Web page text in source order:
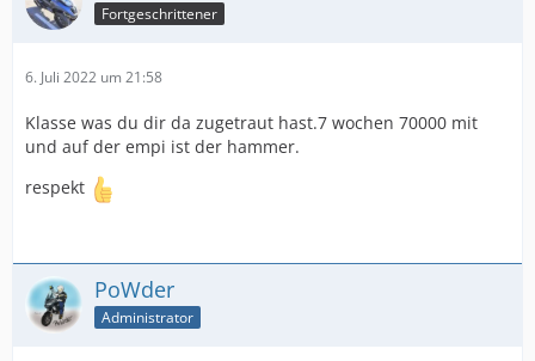
Fortgeschrittener
6. Juli 2022 um 21:58
Klasse was du dir da zugetraut hast.7 wochen 70000 mit
und auf der empi ist der hammer.
respekt
PoWder
Administrator